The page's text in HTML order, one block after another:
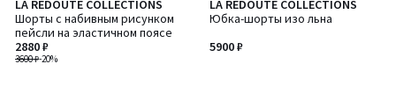
LA REDOUTE COLLECTIONS
Шорты с набивным рисунком
пейсли на эластичном поясе
3600 ₽-20%
2880 ₽
LA REDOUTE COLLECTIONS
Юбка-шорты изо льна
5900 ₽